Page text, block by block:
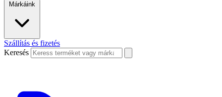
Márkáink
Szállítás és fizetés
Keresés